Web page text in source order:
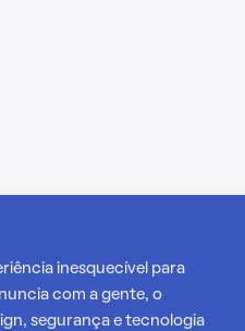
inesquecível para
com a gente, o
segurança e tecnologia